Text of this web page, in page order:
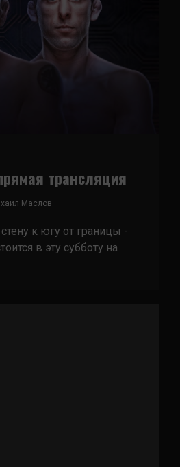
трансляция
Маслов
стену к югу от границы -
в эту субботу на